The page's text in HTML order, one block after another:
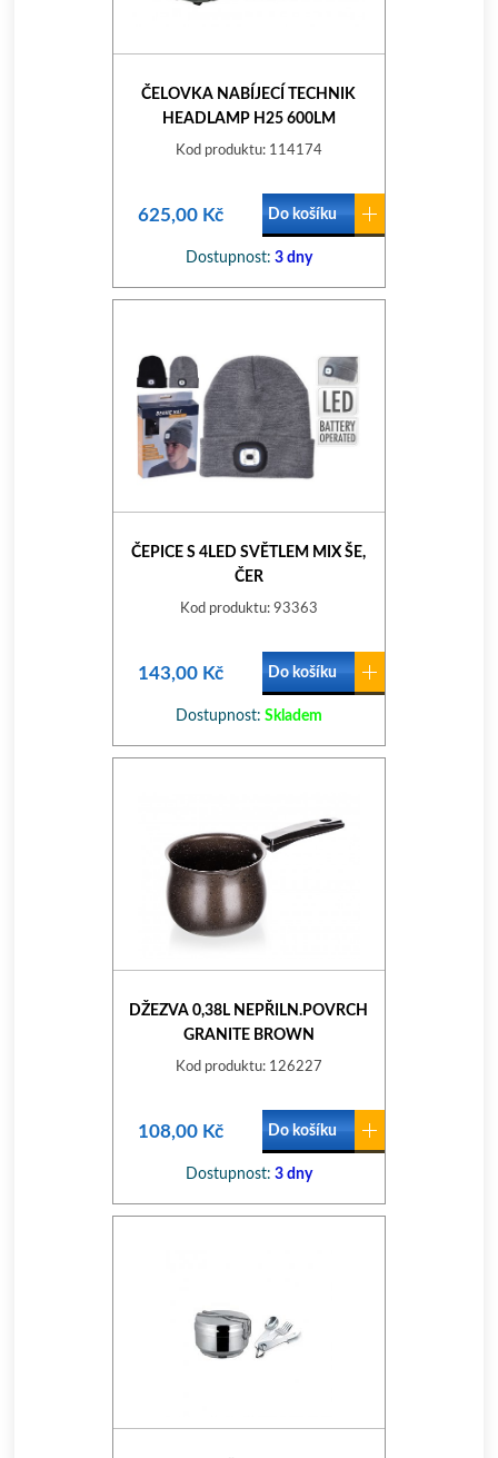
ČELOVKA NABÍJECÍ TECHNIK
HEADLAMP H25 600LM
Kod produktu: 114174
625,00 Kč Do košíku
Dostupnost: 3 dny
ČEPICE S 4LED SVĚTLEM MIX ŠE,
ČER
Kod produktu: 93363
143,00 Kč Do košíku
Dostupnost: Skladem
DŽEZVA 0,38L NEPŘILN.POVRCH
GRANITE BROWN
Kod produktu: 126227
108,00 Kč Do košíku
Dostupnost: 3 dny